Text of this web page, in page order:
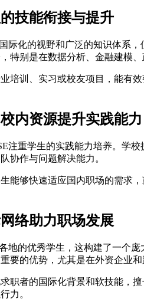
技能衔接与提升
际化的视野和广泛的知识体系
特别是在数据分析、金融建模、
培训、实习或校友项目，能有
内资源提升实践能力
注重学生的实践能力培养。学
协作与问题解决能力。
能够快速适应国内职场的需求，
络助力职场发展
地的优秀学生，这构建了一个
要的优势，尤其是在外资企业和
职者的国际化背景和软技能，
力。